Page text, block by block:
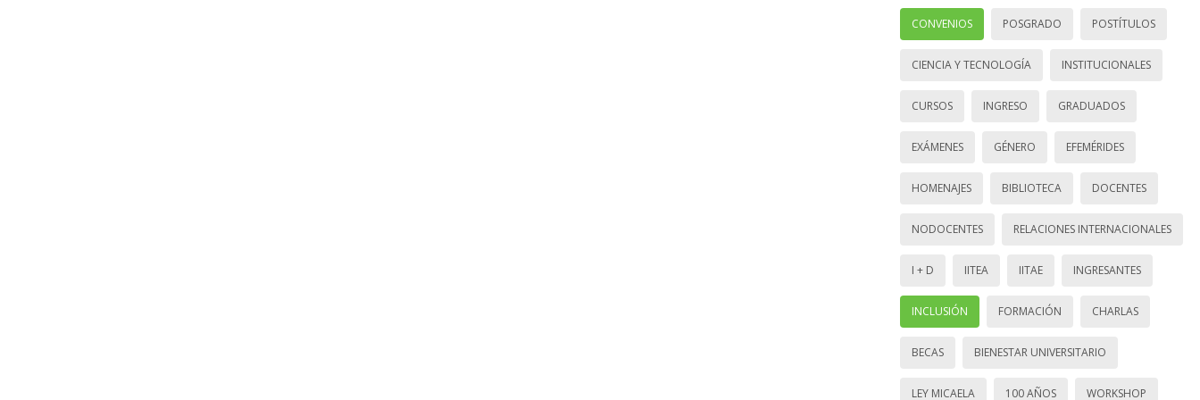
CONVENIOS POSGRADO POSTÍTULOS
CIENCIA Y TECNOLOGÍA INSTITUCIONALES
CURSOS INGRESO GRADUADOS
EXÁMENES GÉNERO EFEMÉRIDES
HOMENAJES BIBLIOTECA DOCENTES
NODOCENTES RELACIONES INTERNACIONALES
I + D IITEA IITAE INGRESANTES
INCLUSIÓN FORMACIÓN CHARLAS
BECAS BIENESTAR UNIVERSITARIO
LEY MICAELA 100 AÑOS WORKSHOP